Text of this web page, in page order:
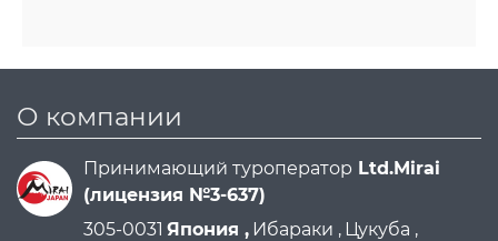
О компании
Принимающий туроператор Ltd.Mirai
(лицензия №3-637)
305-0031 Япония , Ибараки , Цукуба ,